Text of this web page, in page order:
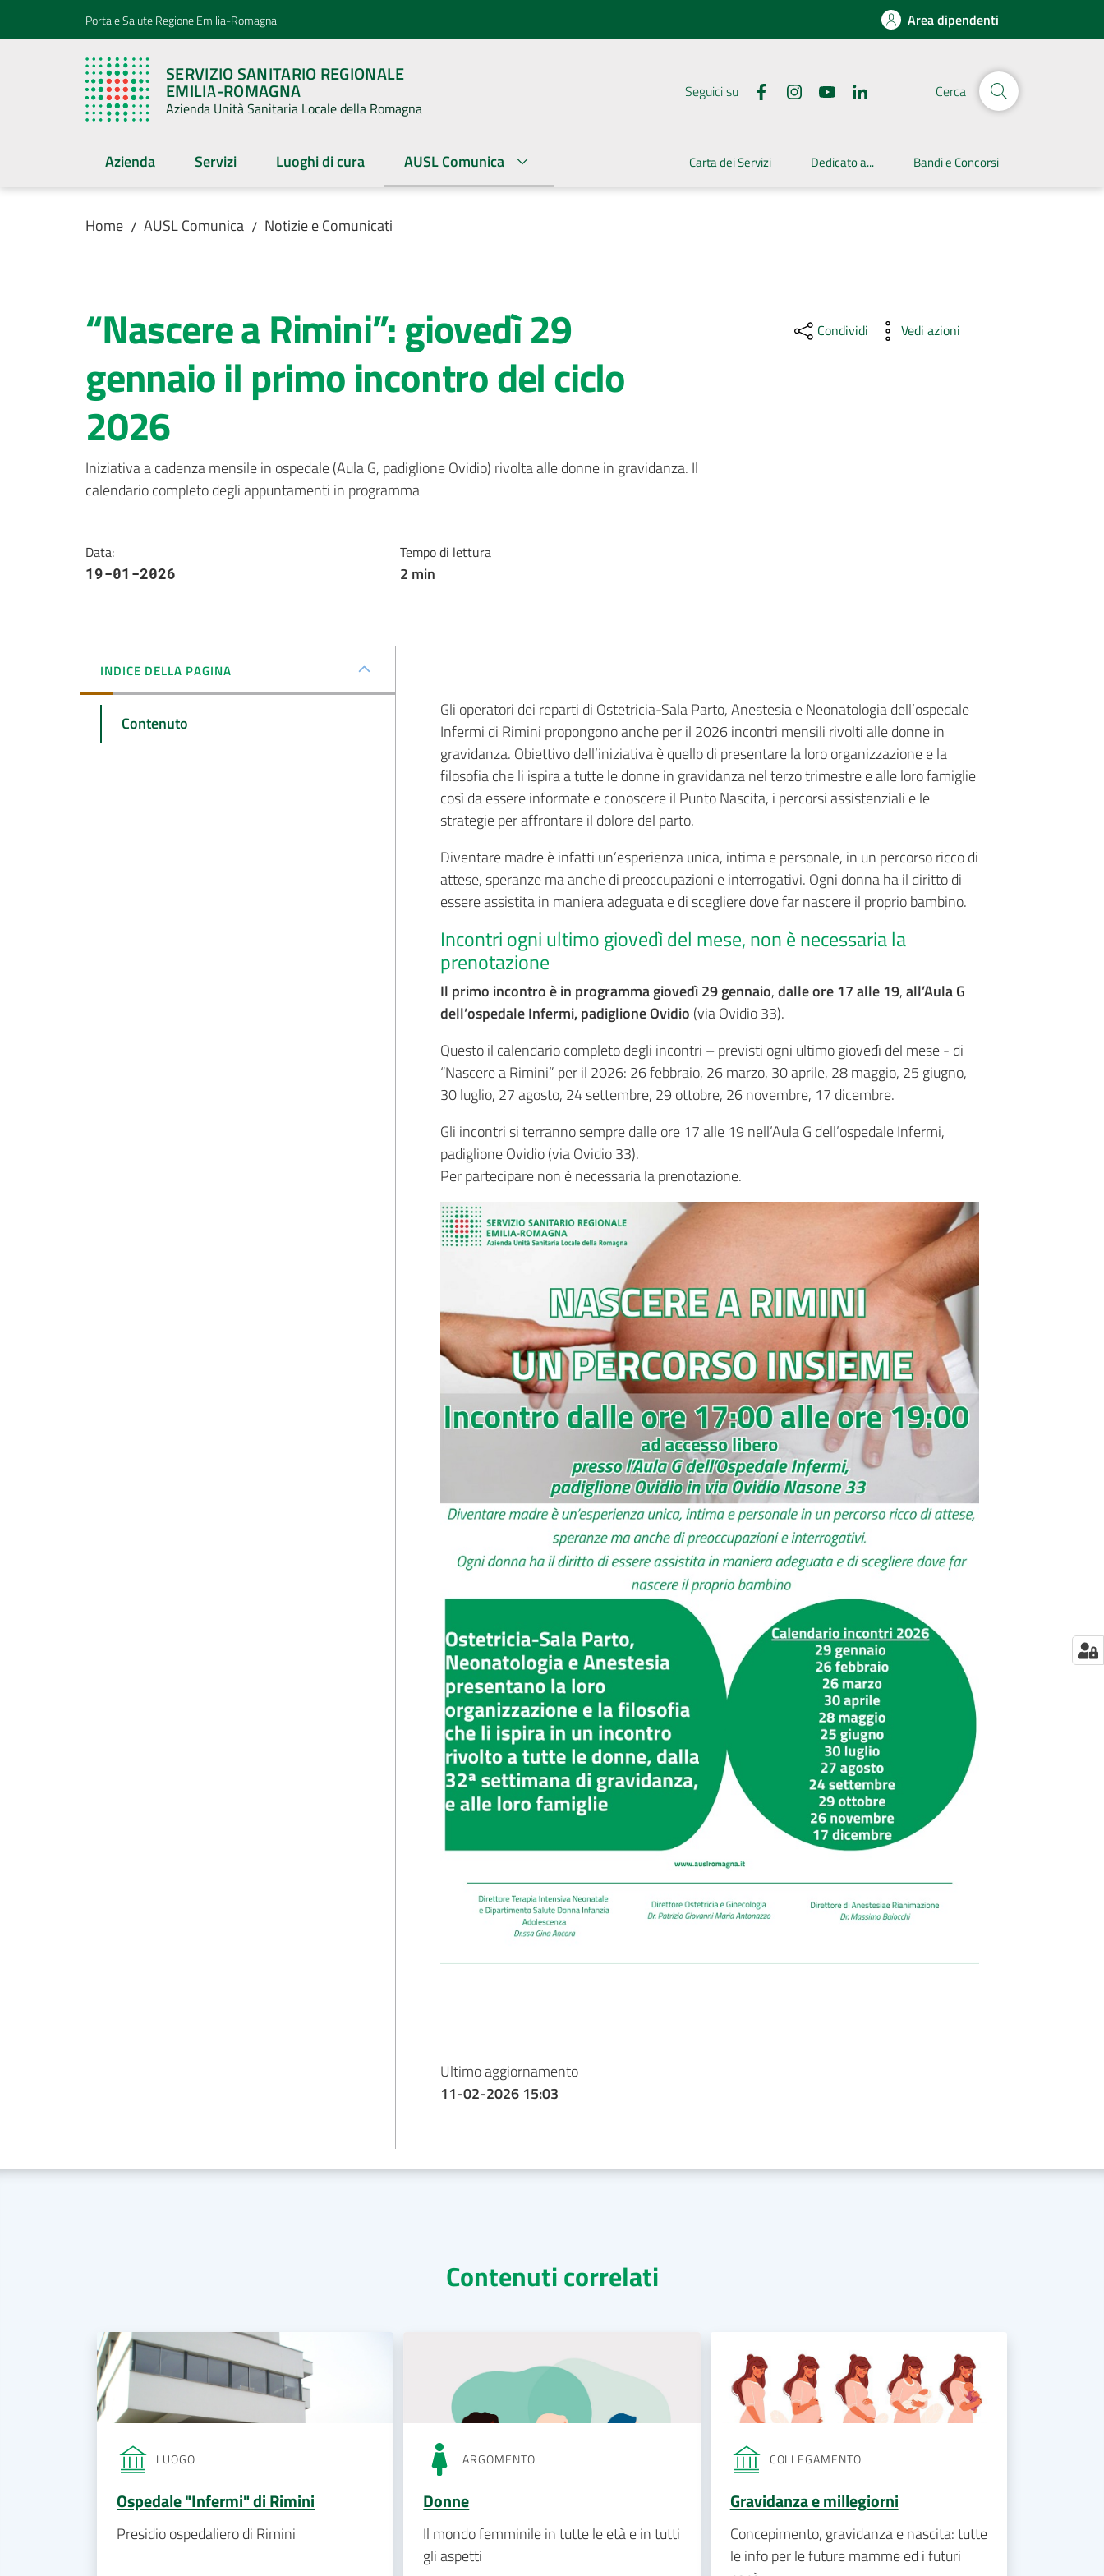
Vai al contenuto
Vai alla navigazionePortale Salute Regione Emilia-Romagna Area dipendenti
SERVIZIO SANITARIO REGIONALE
EMILIA-ROMAGNA
Azienda Unità Sanitaria Locale della Romagna
Seguici su Cerca
Azienda Servizi Luoghi di cura AUSL Comunica Carta dei Servizi Dedicato a... Bandi e Concorsi
Home / AUSL Comunica / Notizie e Comunicati
“Nascere a Rimini”: giovedì 29
gennaio il primo incontro del ciclo
2026
Iniziativa a cadenza mensile in ospedale (Aula G, padiglione Ovidio) rivolta alle donne in gravidanza. Il
calendario completo degli appuntamenti in programma
Data:
19-01-2026
Tempo di lettura
2 min
Condividi Vedi azioni
INDICE DELLA PAGINA
Contenuto
Gli operatori dei reparti di Ostetricia-Sala Parto, Anestesia e Neonatologia dell’ospedale
Infermi di Rimini propongono anche per il 2026 incontri mensili rivolti alle donne in
gravidanza. Obiettivo dell’iniziativa è quello di presentare la loro organizzazione e la
filosofia che li ispira a tutte le donne in gravidanza nel terzo trimestre e alle loro famiglie
così da essere informate e conoscere il Punto Nascita, i percorsi assistenziali e le
strategie per affrontare il dolore del parto.
Diventare madre è infatti un’esperienza unica, intima e personale, in un percorso ricco di
attese, speranze ma anche di preoccupazioni e interrogativi. Ogni donna ha il diritto di
essere assistita in maniera adeguata e di scegliere dove far nascere il proprio bambino.
Incontri ogni ultimo giovedì del mese, non è necessaria la
prenotazione
Il primo incontro è in programma giovedì 29 gennaio,dalle ore 17 alle 19,all’Aula G
dell’ospedale Infermi, padiglione Ovidio (via Ovidio 33).
Questo il calendario completo degli incontri – previsti ogni ultimo giovedì del mese - di
“Nascere a Rimini” per il 2026: 26 febbraio, 26 marzo, 30 aprile, 28 maggio, 25 giugno,
30 luglio, 27 agosto, 24 settembre, 29 ottobre, 26 novembre, 17 dicembre.
Gli incontri si terranno sempre dalle ore 17 alle 19 nell’Aula G dell’ospedale Infermi,
padiglione Ovidio (via Ovidio 33).
Per partecipare non è necessaria la prenotazione.
Ultimo aggiornamento
11-02-2026 15:03
Contenuti correlati
LUOGO
Ospedale "Infermi" di Rimini
Presidio ospedaliero di Rimini
ARGOMENTO
Donne
Il mondo femminile in tutte le età e in tutti
gli aspetti
COLLEGAMENTO
Gravidanza e millegiorni
Concepimento, gravidanza e nascita: tutte
le info per le future mamme ed i futuri